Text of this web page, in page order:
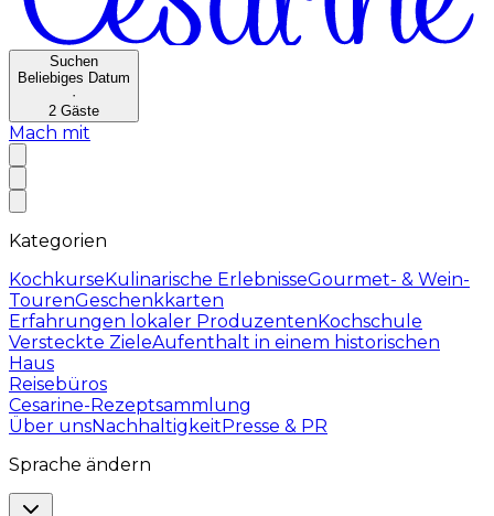
Suchen
Beliebiges Datum
·
2 Gäste
Mach mit
Kategorien
KochkurseKulinarische ErlebnisseGourmet- & Wein-
TourenGeschenkkarten
Erfahrungen lokaler ProduzentenKochschule
Versteckte ZieleAufenthalt in einem historischen
Haus
Reisebüros
Cesarine-Rezeptsammlung
Über unsNachhaltigkeitPresse & PR
Sprache ändern